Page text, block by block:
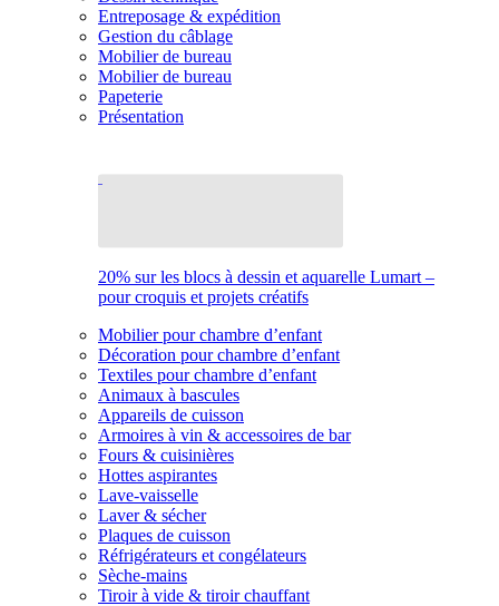
Entreposage & expédition
Gestion du câblage
Mobilier de bureau
Mobilier de bureau
Papeterie
Présentation
20% sur les blocs à dessin et aquarelle Lumart –
pour croquis et projets créatifs
Mobilier pour chambre d’enfant
Décoration pour chambre d’enfant
Textiles pour chambre d’enfant
Animaux à bascules
Appareils de cuisson
Armoires à vin & accessoires de bar
Fours & cuisinières
Hottes aspirantes
Lave-vaisselle
Laver & sécher
Plaques de cuisson
Réfrigérateurs et congélateurs
Sèche-mains
Tiroir à vide & tiroir chauffant